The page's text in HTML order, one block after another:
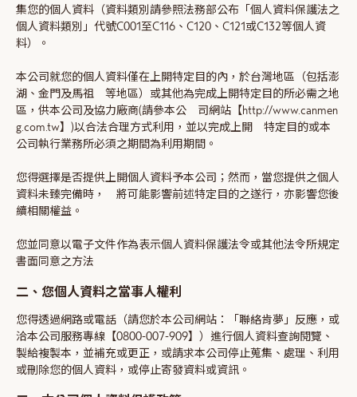
集您的個人資料（資料類別請參照法務部公布「個人資料保護法之
個人資料類別」代號C001至C116、C120、C121或C132等個人資
料）。
本公司就您的個人資料僅在上開特定目的內，於台灣地區（包括澎
湖、金門及馬祖 等地區）或其他為完成上開特定目的所必需之地
區，供本公司及協力廠商(請參本公 司網站【http://www.canmen
g.com.tw】)以合法合理方式利用，並以完成上開 特定目的或本
公司執行業務所必須之期間為利用期間。
您得選擇是否提供上開個人資料予本公司；然而，當您提供之個人
資料未臻完備時， 將可能影響前述特定目的之遂行，亦影響您後
續相關權益。
您並同意以電子文件作為表示個人資料保護法令或其他法令所規定
書面同意之方法
二、您個人資料之當事人權利
您得透過網路或電話（請您於本公司網站：「聯絡肯夢」反應，或
洽本公司服務專線【0800-007-909】）進行個人資料查詢閱覽、
製給複製本，並補充或更正，或請求本公司停止蒐集、處理、利用
或刪除您的個人資料，或停止寄發資料或資訊。